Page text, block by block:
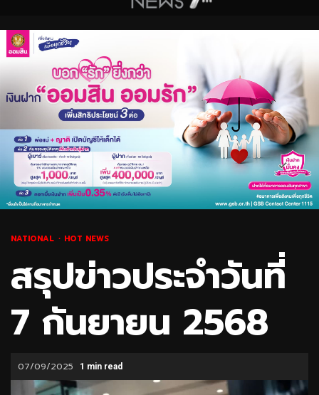
NATIONAL HOT NEWS
สรุปข่าวประจำวันที่
7 กันยายน 2568
07/09/2025 1 min read